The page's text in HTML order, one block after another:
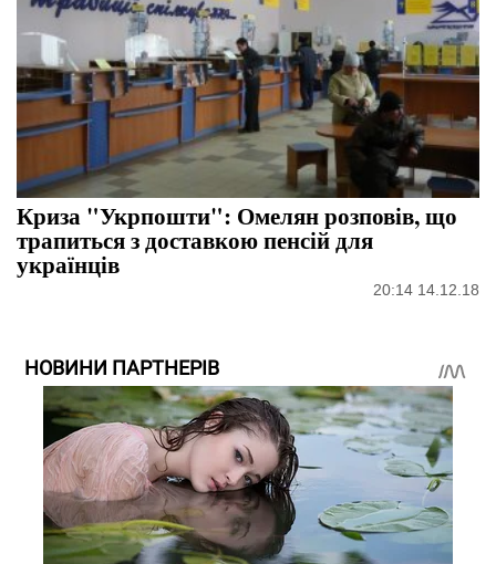
Криза "Укрпошти": Омелян розповів, що
трапиться з доставкою пенсій для
українців
20:14 14.12.18
НОВИНИ ПАРТНЕРІВ